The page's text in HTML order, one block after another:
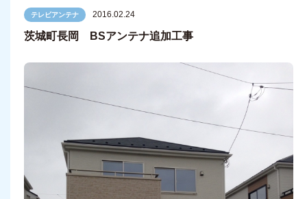
テレビアンテナ 2016.02.24
茨城町長岡 BSアンテナ追加工事